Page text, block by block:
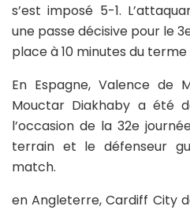
s’est imposé 5-1.
une passe décisive pour le
place à 10 minutes du
En Espagne, Valence de
Mouctar Diakhaby a été
l’occasion de la 32e
terrain et le défenseur
match.
en Angleterre, Cardiff City